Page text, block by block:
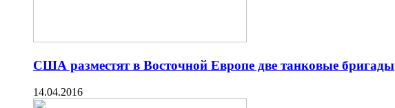
США разместят в Восточной Европе две танковые бригады
14.04.2016